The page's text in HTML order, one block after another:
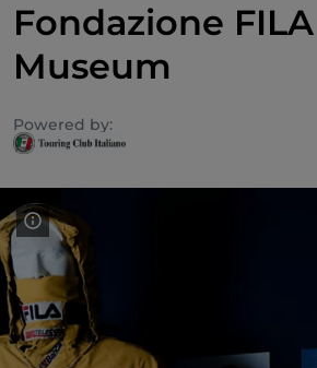
Fondazione FILA
Museum
Powered by: